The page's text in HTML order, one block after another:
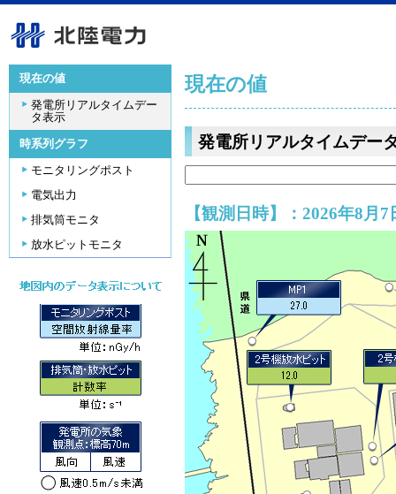
現在の値
発電所リアルタイムデー
タ表示
時系列グラフ
モニタリングポスト
電気出力
排気筒モニタ
放水ピットモニタ
現在の値
発電所リアルタイムデー
【観測日時】：2026年8月